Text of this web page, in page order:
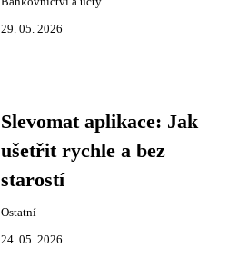
29. 05. 2026
Slevomat aplikace: Jak
ušetřit rychle a bez
starostí
Ostatní
24. 05. 2026